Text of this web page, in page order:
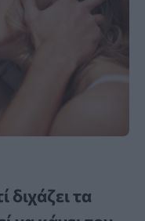
διχάζει τα